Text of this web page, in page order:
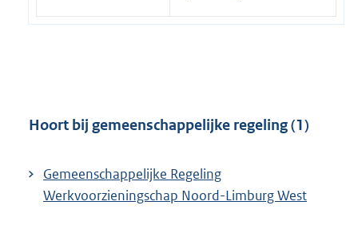
e
:
t
l
k
:
Hoort bij gemeenschappelijke regeling (1)
Gemeenschappelijke Regeling
Werkvoorzieningschap Noord-Limburg West